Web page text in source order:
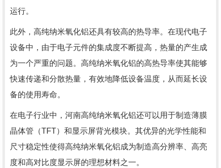
运行。
此外，高纯纳米氧化铝还具有较高的热导率。在现代电子
设备中，由于电子元件的集成度不断提高，热量的产生成
为一个严重的问题。高纯纳米氧化铝的高热导率使其能够
快速传递和分散热量，有效地降低设备温度，从而延长设
备的使用寿命。
在电子行业中，河南高纯纳米氧化铝还可以用于制造薄膜
晶体管（TFT）和显示屏背光模块。其优异的光学性能和
尺寸稳定性使得高纯纳米氧化铝成为制造高分辨率、高亮
度和高对比度显示屏的理想材料之一。